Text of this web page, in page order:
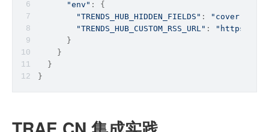
"env" : {
"TRENDS_HUB_HIDDEN_FIELDS" :
"cover,get-
"TRENDS_HUB_CUSTOM_RSS_URL" :
"https://
      }
    }
  }
}